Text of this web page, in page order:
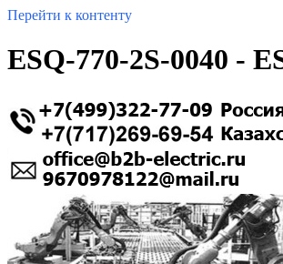
Перейти к контенту
ESQ-770-2S-0040 -